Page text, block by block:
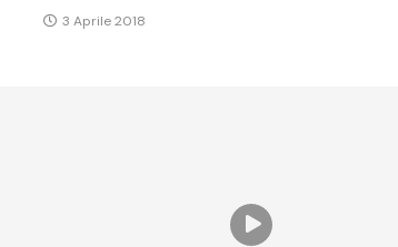
3 Aprile 2018